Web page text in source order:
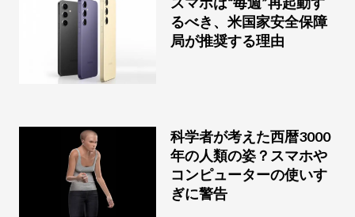
るべき、米国家安全保障
局が推奨する理由
科学者が考えた西暦3000
年の人類の姿？スマホや
コンピューターの使いす
ぎに警告